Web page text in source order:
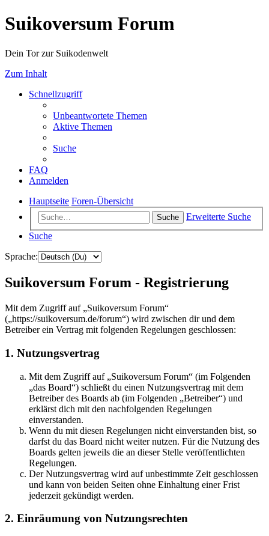
Suikoversum Forum
Dein Tor zur Suikodenwelt
Zum Inhalt
Schnellzugriff
Unbeantwortete Themen
Aktive Themen
Suche
FAQ
Anmelden
Hauptseite Foren-Übersicht
Suche
Erweiterte Suche
Suche
Sprache:
Suikoversum Forum - Registrierung
Mit dem Zugriff auf „Suikoversum Forum“
(„https://suikoversum.de/forum“) wird zwischen dir und dem
Betreiber ein Vertrag mit folgenden Regelungen geschlossen:
1. Nutzungsvertrag
Mit dem Zugriff auf „Suikoversum Forum“ (im Folgenden
„das Board“) schließt du einen Nutzungsvertrag mit dem
Betreiber des Boards ab (im Folgenden „Betreiber“) und
erklärst dich mit den nachfolgenden Regelungen
einverstanden.
Wenn du mit diesen Regelungen nicht einverstanden bist, so
darfst du das Board nicht weiter nutzen. Für die Nutzung des
Boards gelten jeweils die an dieser Stelle veröffentlichten
Regelungen.
Der Nutzungsvertrag wird auf unbestimmte Zeit geschlossen
und kann von beiden Seiten ohne Einhaltung einer Frist
jederzeit gekündigt werden.
2. Einräumung von Nutzungsrechten